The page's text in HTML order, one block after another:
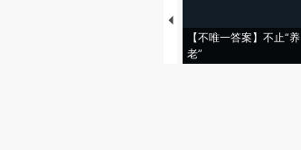
【不唯一答案】不止“养
老”